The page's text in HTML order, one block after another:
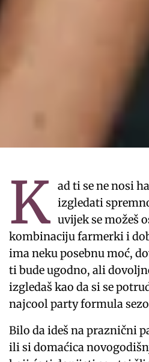
K ad ti se ne nosi
izgledati
uvijek se možeš
kombinaciju farmerki i
ima neku posebnu moć,
ti bude ugodno, ali
izgledaš kao da si se
najcool party formula
Bilo da ideš na praznični
ili si domaćica